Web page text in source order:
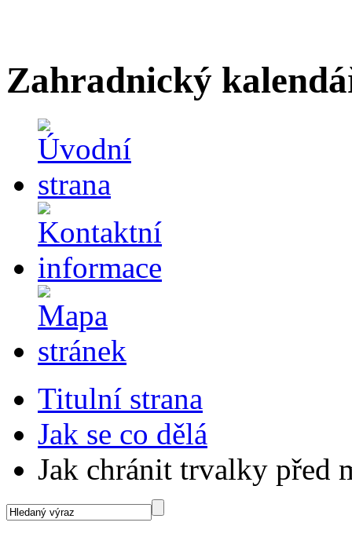
Zahradnický
Titulní strana
Jak se co dělá
Jak chránit trvalky před